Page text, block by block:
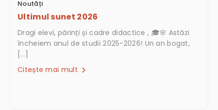
Noutăți
Ultimul sunet 2026
Dragi elevi, părinți și cadre didactice , 🎓🌸 Astăzi
încheiem anul de studii 2025-2026! Un an bogat,
[…]
Citește mai mult